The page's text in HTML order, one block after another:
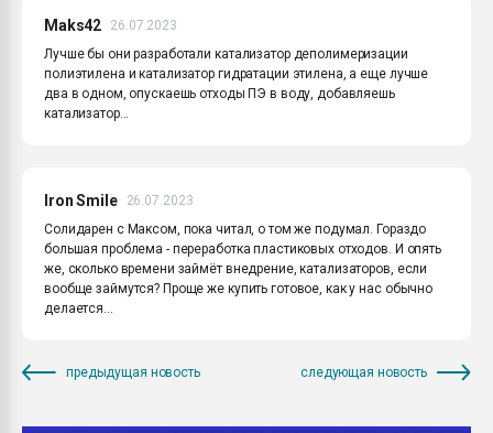
Maks42
26.07.2023
Лучше бы они разработали катализатор деполимеризации
полиэтилена и катализатор гидратации этилена, а еще лучше
два в одном, опускаешь отходы ПЭ в воду, добавляешь
катализатор...
Iron Smile
26.07.2023
Солидарен с Максом, пока читал, о том же подумал. Гораздо
большая проблема - переработка пластиковых отходов. И опять
же, сколько времени займёт внедрение, катализаторов, если
вообще займутся? Проще же купить готовое, как у нас обычно
делается...
предыдущая новость следующая новость